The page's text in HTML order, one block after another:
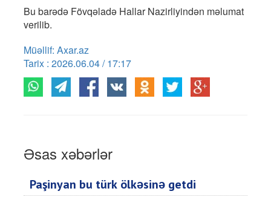
Bu barədə Fövqəladə Hallar Nazirliyindən məlumat
verilib.
Müəllif: Axar.az
Tarix : 2026.06.04 / 17:17
Əsas xəbərlər
Paşinyan bu türk ölkəsinə getdi